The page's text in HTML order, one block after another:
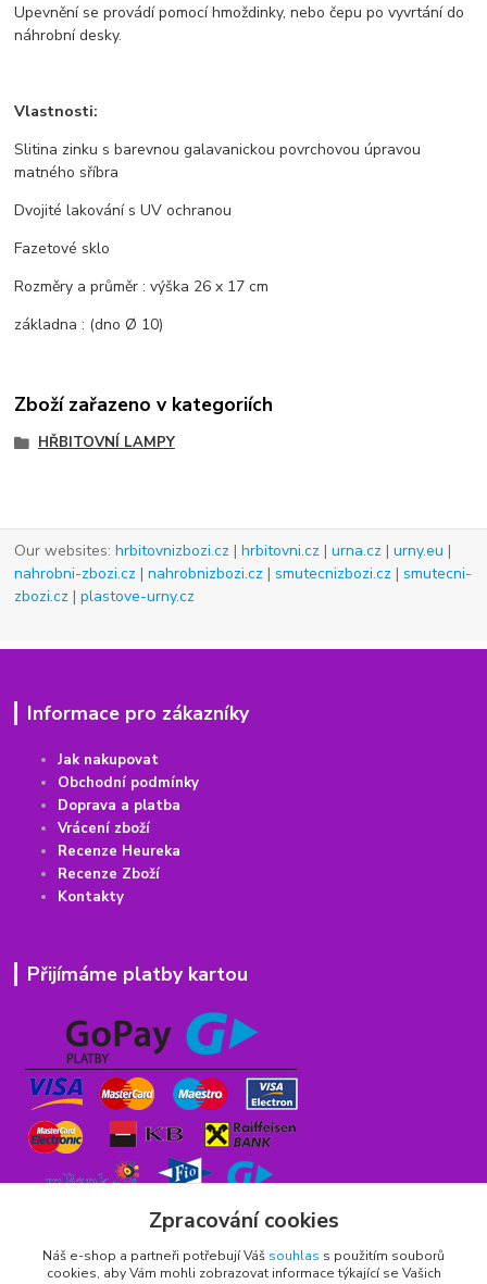
Upevnění se provádí pomocí hmoždinky, nebo čepu po vyvrtání do
náhrobní desky.
Vlastnosti:
Slitina zinku s barevnou galavanickou povrchovou úpravou
matného sříbra
Dvojité lakování s UV ochranou
Fazetové sklo
Rozměry a průměr : výška 26 x 17 cm
základna : (dno Ø 10)
Zboží zařazeno v kategoriích
HŘBITOVNÍ LAMPY
Our websites:hrbitovnizbozi.cz |hrbitovni.cz |urna.cz |urny.eu |
nahrobni-zbozi.cz |nahrobnizbozi.cz |smutecnizbozi.cz |smutecni-
zbozi.cz |plastove-urny.cz
Informace pro zákazníky
Jak nakupovat
Obchodní podmínky
Doprava a platba
Vrácení zboží
Recenze Heureka
Recenze Zboží
Kontakty
Přijímáme platby kartou
Zpracování cookies
Náš e-shop a partneři potřebují Váš souhlas s použitím souborů
cookies, aby Vám mohli zobrazovat informace týkající se Vašich